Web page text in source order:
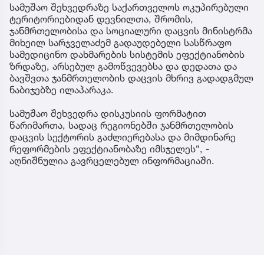
სამუშაო შეხვედრაზე საქართველოს ოკუპირებული
ტერიტორიებიდან დევნილთა, შრომის,
ჯანმრთელობისა და სოციალური დაცვის მინისტრმა
მიხეილ სარჯველაძემ გადაუდებელი სასწრაფო
სამედიცინო დახმარების სისტემის ეფექტიანობის
ზრდაზე, არსებულ გამოწვევებსა და დედათა და
ბავშვთა ჯანმრთელობის დაცვის მხრივ გადადგმულ
ნაბიჯებზე ილაპარაკა.
სამუშაო შეხვედრა დისკუსიის ფორმატით
წარიმართა, სადაც რეგიონებში ჯანმრთელობის
დაცვის სექტორის გაძლიერებასა და მიმდინარე
რეფორმების ეფექტიანობაზე იმსჯელეს“, -
აღნიშნულია გავრცელებულ ინფორმაციაში.